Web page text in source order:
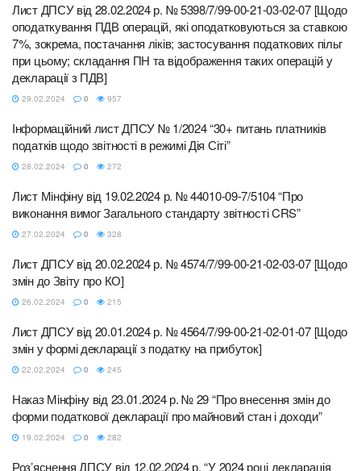
Лист ДПСУ від 28.02.2024 р. № 5398/7/99-00-21-03-02-07 [Щодо
оподаткування ПДВ операцій, які оподатковуються за ставкою
7%, зокрема, постачання ліків; застосування податкових пільг
при цьому; складання ПН та відображення таких операцій у
декларації з ПДВ]
29.02.2024 0 957
Інформаційний лист ДПСУ № 1/2024 “30+ питань платників
податків щодо звітності в режимі Дія Сіті”
28.02.2024 0 272
Лист Мінфіну від 19.02.2024 р. № 44010-09-7/5104 “Про
виконання вимог Загального стандарту звітності CRS”
27.02.2024 0 328
Лист ДПСУ від 20.02.2024 р. № 4574/7/99-00-21-02-03-07 [Щодо
змін до Звіту про КО]
26.02.2024 0 215
Лист ДПСУ від 20.01.2024 р. № 4564/7/99-00-21-02-01-07 [Щодо
змін у формі декларації з податку на прибуток]
22.02.2024 0 245
Наказ Мінфіну від 23.01.2024 р. № 29 “Про внесення змін до
форми податкової декларації про майновий стан і доходи”
19.02.2024 0 282
Роз’яснення ДПСУ від 12.02.2024 р. “У 2024 році декларація